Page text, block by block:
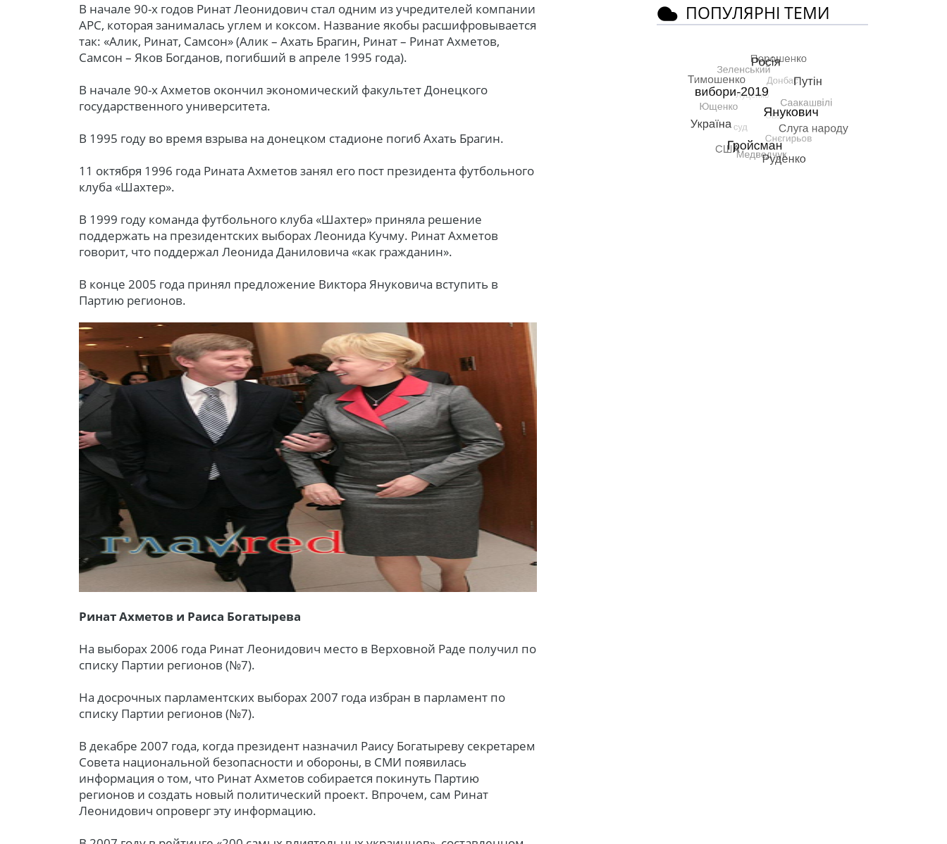
В начале 90-х годов Ринат Леонидович стал одним из учредителей компании
АРС, которая занималась углем и коксом. Название якобы расшифровывается
так: «Алик, Ринат, Самсон» (Алик – Ахать Брагин, Ринат – Ринат Ахметов,
Самсон – Яков Богданов, погибший в апреле 1995 года).
В начале 90-х Ахметов окончил экономический факультет Донецкого
государственного университета.
В 1995 году во время взрыва на донецком стадионе погиб Ахать Брагин.
11 октября 1996 года Рината Ахметов занял его пост президента футбольного
клуба «Шахтер».
В 1999 году команда футбольного клуба «Шахтер» приняла решение
поддержать на президентских выборах Леонида Кучму. Ринат Ахметов
говорит, что поддержал Леонида Даниловича «как гражданин».
В конце 2005 года принял предложение Виктора Януковича вступить в
Партию регионов.
Ринат Ахметов и Раиса Богатырева
На выборах 2006 года Ринат Леонидович место в Верховной Раде получил по
списку Партии регионов (№7).
На досрочных парламентских выборах 2007 года избран в парламент по
списку Партии регионов (№7).
В декабре 2007 года, когда президент назначил Раису Богатыреву секретарем
Совета национальной безопасности и обороны, в СМИ появилась
информация о том, что Ринат Ахметов собирается покинуть Партию
регионов и создать новый политический проект. Впрочем, сам Ринат
Леонидович опроверг эту информацию.
ПОПУЛЯРНІ ТЕМИ